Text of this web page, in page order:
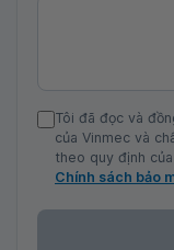
Tôi đã đọc và
của Vinmec và
theo quy định
Chính sách bảo